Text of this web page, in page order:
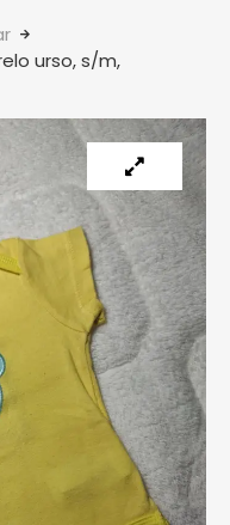
urso, s/m,